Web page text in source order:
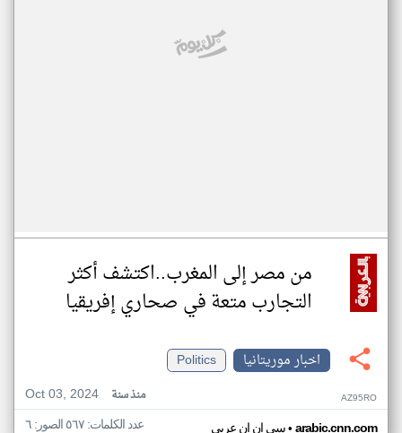
من مصر إلى المغرب..اكتشف أكثر
التجارب متعة في صحاري إفريقيا
اخبار موريتانيا
Politics
Oct 03, 2024
منذ سنة AZ95RO
سي ان ان عربي arabic.cnn.com عدد الكلمات: ٥٦٧ الصور: ٦